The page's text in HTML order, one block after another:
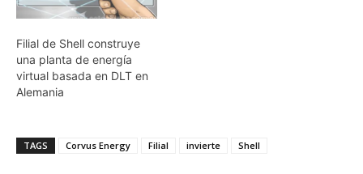
Filial de Shell construye
una planta de energía
virtual basada en DLT en
Alemania
TAGS Corvus Energy Filial invierte Shell